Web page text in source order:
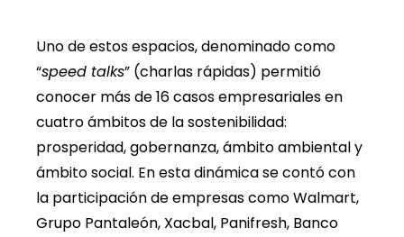
Uno de estos espacios, denominado como
“speed talks” (charlas rápidas) permitió
conocer más de 16 casos empresariales en
cuatro ámbitos de la sostenibilidad:
prosperidad, gobernanza, ámbito ambiental y
ámbito social. En esta dinámica se contó con
la participación de empresas como Walmart,
Grupo Pantaleón, Xacbal, Panifresh, Banco